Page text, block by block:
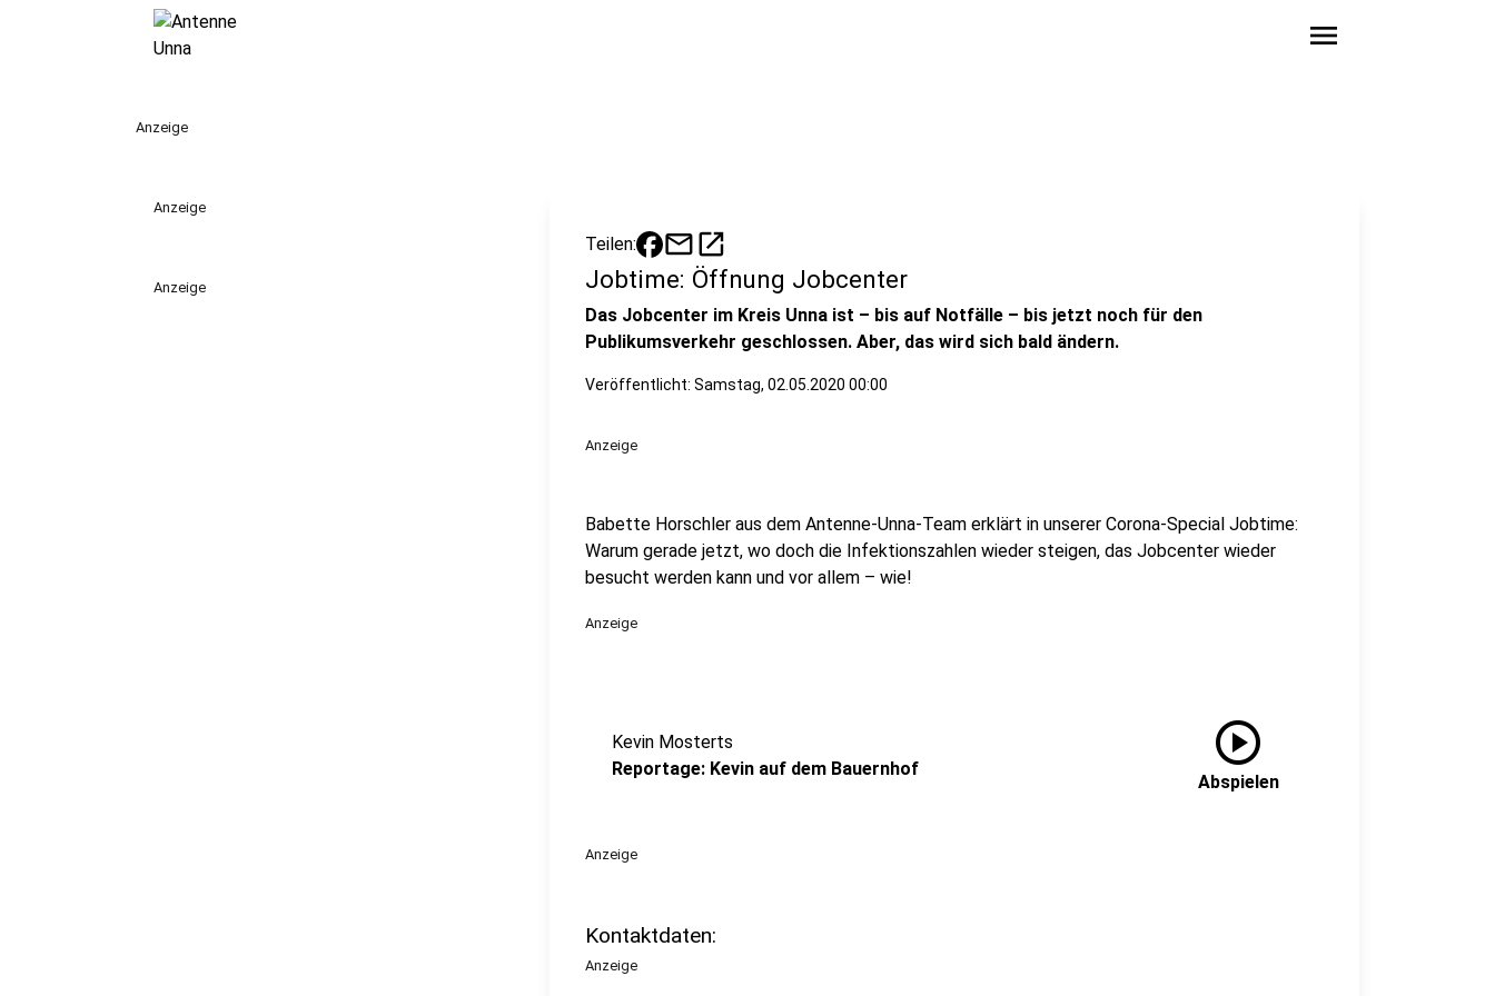
menu
Anzeige
Anzeige
Anzeige
Teilen: mailopen_in_new
Jobtime: Öffnung Jobcenter
Das Jobcenter im Kreis Unna ist – bis auf Notfälle – bis jetzt noch für den
Publikumsverkehr geschlossen. Aber, das wird sich bald ändern.
Veröffentlicht: Samstag, 02.05.2020 00:00
Anzeige
Babette Horschler aus dem Antenne-Unna-Team erklärt in unserer Corona-Special Jobtime:
Warum gerade jetzt, wo doch die Infektionszahlen wieder steigen, das Jobcenter wieder
besucht werden kann und vor allem – wie!
Anzeige
Kevin Mosterts
Reportage: Kevin auf dem Bauernhof
play_circle
Abspielen
Anzeige
Kontaktdaten:
Anzeige